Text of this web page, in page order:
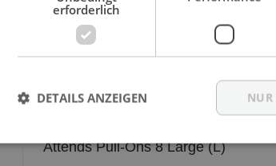
Größe
Attends Pull-Ons 8 Small (S)
Attends Pull-Ons 8 Medium (M)
Attends Pull-Ons 8 Large (L)
erforderlich
NUR
DETAILS ANZEIGEN